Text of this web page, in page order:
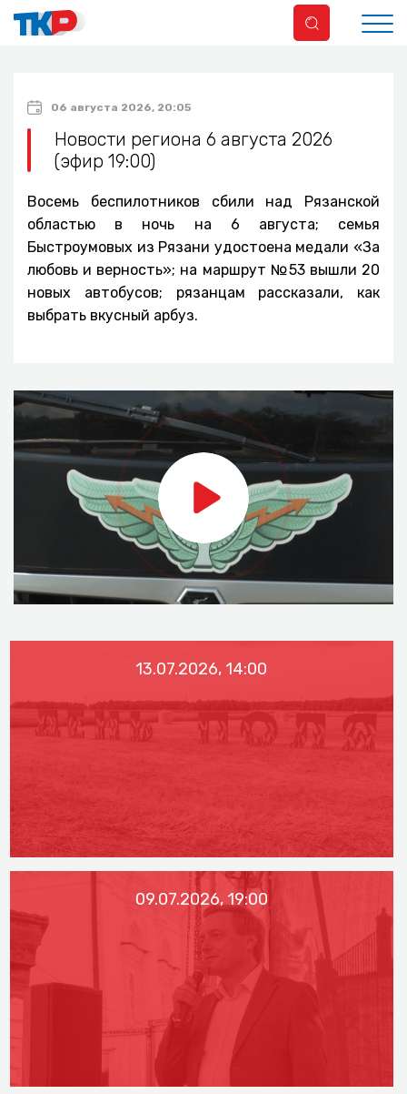
06 августа 2026, 20:05
Новости региона 6 августа 2026
(эфир 19:00)
Восемь беспилотников сбили над Рязанской
областью в ночь на 6 августа; семья
Быстроумовых из Рязани удостоена медали «За
любовь и верность»; на маршрут №53 вышли 20
новых автобусов; рязанцам рассказали, как
выбрать вкусный арбуз.
13.07.2026, 14:00
09.07.2026, 19:00